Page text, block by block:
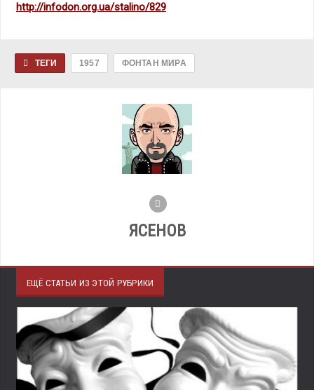
http://infodon.org.ua/stalino/829
ТЕГИ 1957 ФОНТАН МИРА
ЯСЕНОВ
ЕЩЁ СТАТЬИ ИЗ ЭТОЙ РУБРИКИ